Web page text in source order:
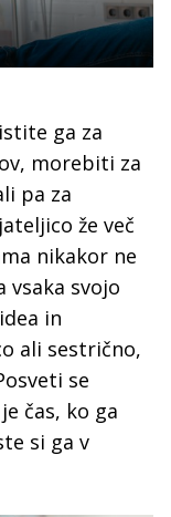
ga za
morebiti za
pa za
že več
nikakor ne
vsaka svojo
in
ali sestrično,
se
čas, ko ga
si ga v